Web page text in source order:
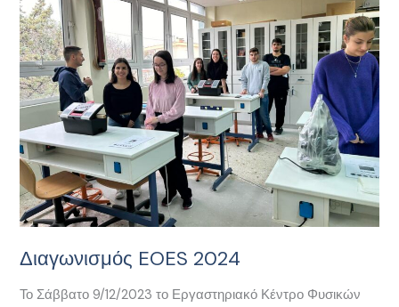
Διαγωνισμός EOES 2024
Το Σάββατο 9/12/2023 το Εργαστηριακό Κέντρο Φυσικών
2024